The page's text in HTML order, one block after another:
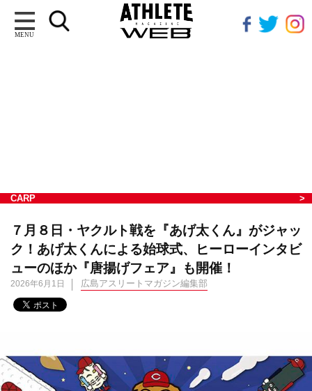
MENU
CARP
７月８日・ヤクルト戦を『あげ太くん』がジャッ
ク！あげ太くんによる始球式、ヒーローインタビ
ューのほか『唐揚げフェア』も開催！
2026年6月1日 広島アスリートマガジン編集部